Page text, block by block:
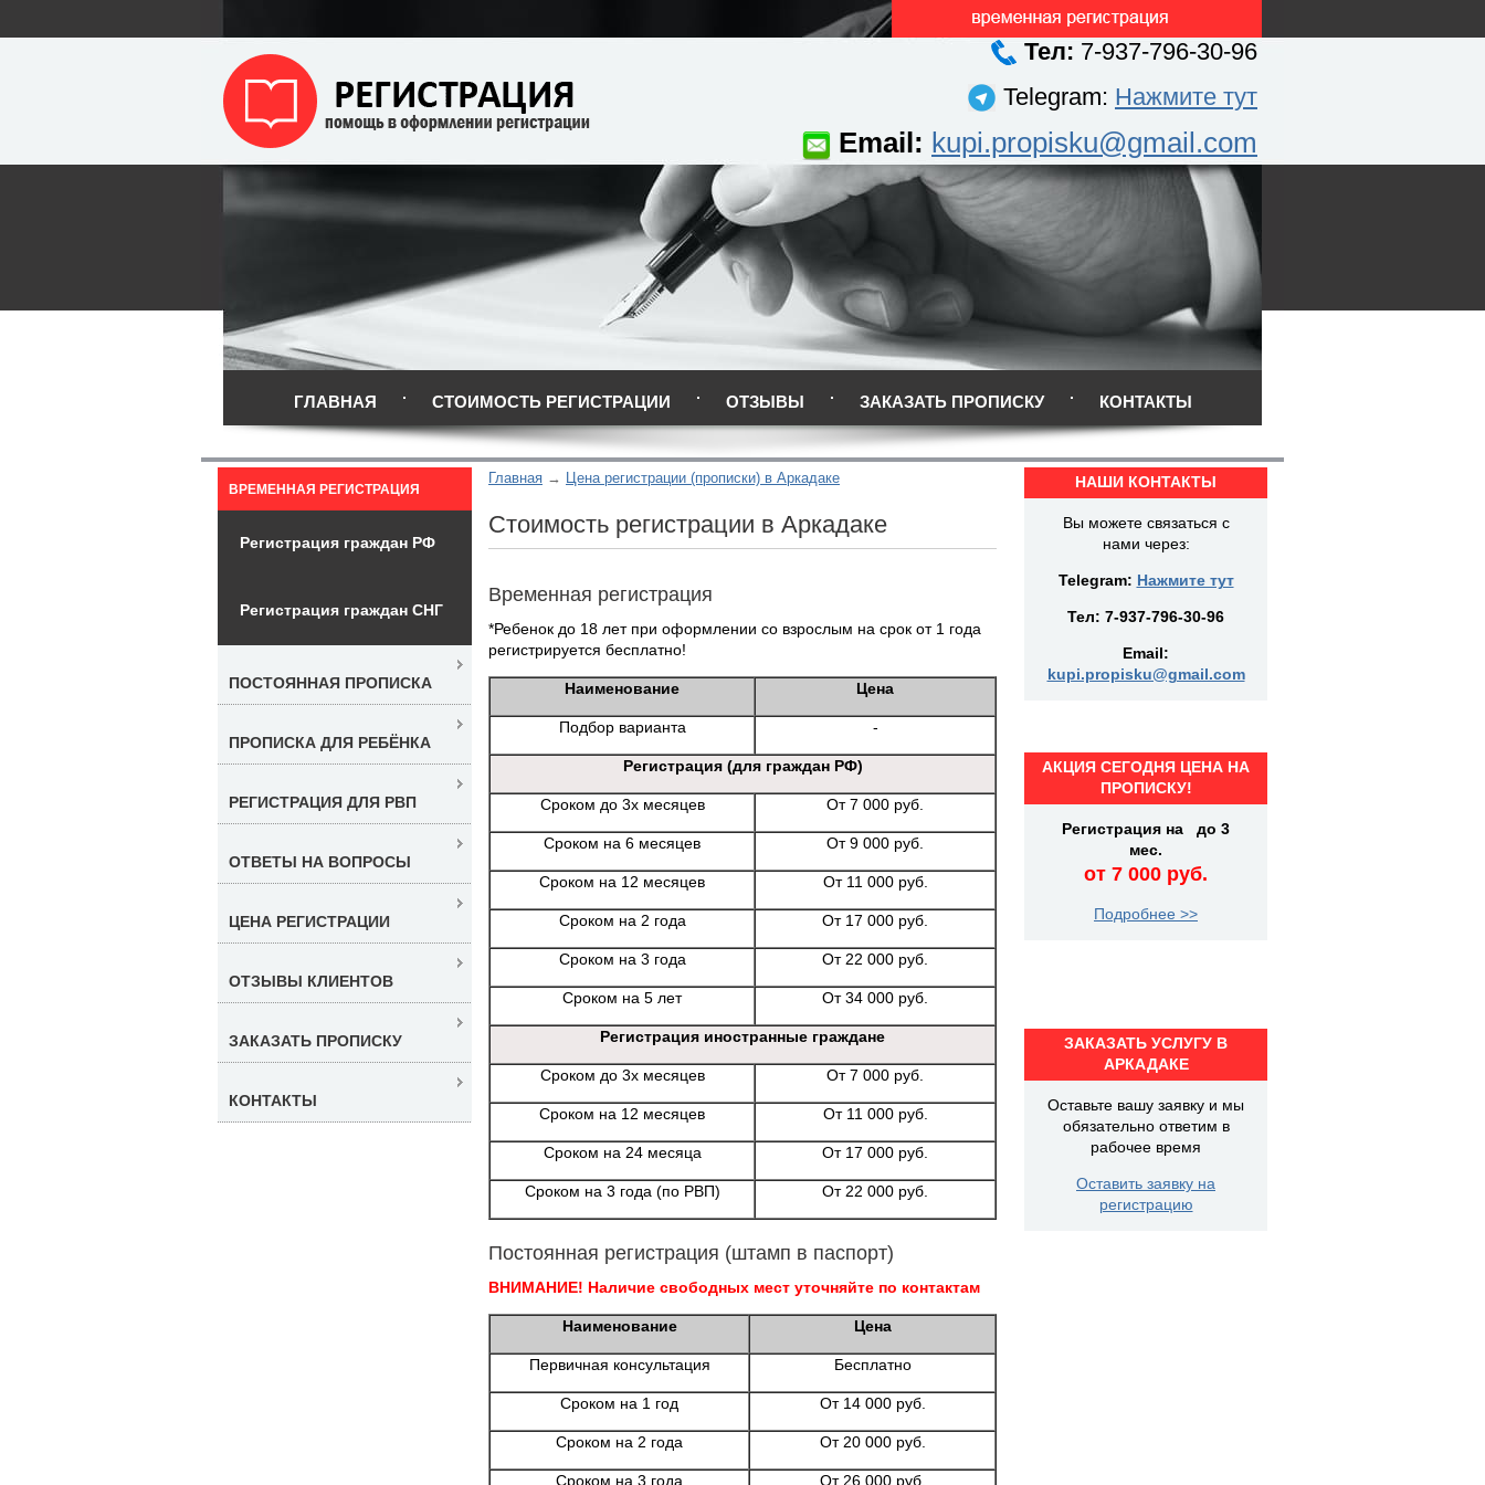
Тел: 7-937-796-30-96
Telegram: Нажмите тут
Email: kupi.propisku@gmail.com
ГЛАВНАЯ СТОИМОСТЬ РЕГИСТРАЦИИ ОТЗЫВЫ ЗАКАЗАТЬ ПРОПИСКУ КОНТАКТЫ
Главная Цена регистрации (прописки) в Аркадаке
Стоимость регистрации в Аркадаке
Временная регистрация
*Ребенок до 18 лет при оформлении со взрослым на срок от 1 года
регистрируется бесплатно!
Наименование Цена
Подбор варианта -
Регистрация (для граждан РФ)
Сроком до 3х месяцев От 7 000 руб.
Сроком на 6 месяцев От 9 000 руб.
Сроком на 12 месяцев От 11 000 руб.
Сроком на 2 года От 17 000 руб.
Сроком на 3 года От 22 000 руб.
Сроком на 5 лет От 34 000 руб.
Регистрация иностранные граждане
Сроком до 3х месяцев От 7 000 руб.
Сроком на 12 месяцев От 11 000 руб.
Сроком на 24 месяца От 17 000 руб.
Сроком на 3 года (по РВП) От 22 000 руб.
Постоянная регистрация (штамп в паспорт)
ВНИМАНИЕ! Наличие свободных мест уточняйте по контактам
Наименование Цена
Первичная консультация Бесплатно
Сроком на 1 год От 14 000 руб.
Сроком на 2 года От 20 000 руб.
Сроком на 3 года От 26 000 руб.
ВРЕМЕННАЯ РЕГИСТРАЦИЯ
Регистрация граждан РФ
Регистрация граждан СНГ
ПОСТОЯННАЯ ПРОПИСКА
ПРОПИСКА ДЛЯ РЕБЁНКА
РЕГИСТРАЦИЯ ДЛЯ РВП
ОТВЕТЫ НА ВОПРОСЫ
ЦЕНА РЕГИСТРАЦИИ
ОТЗЫВЫ КЛИЕНТОВ
ЗАКАЗАТЬ ПРОПИСКУ
КОНТАКТЫ
НАШИ КОНТАКТЫ
Вы можете связаться с
нами через:
Telegram: Нажмите тут
Тел: 7-937-796-30-96
Email:
kupi.propisku@gmail.com
АКЦИЯ СЕГОДНЯ ЦЕНА НА
ПРОПИСКУ!
Регистрация на до 3
мес.
от 7 000 руб.
Подробнее >>
ЗАКАЗАТЬ УСЛУГУ В
АРКАДАКЕ
Оставьте вашу заявку и мы
обязательно ответим в
рабочее время
Оставить заявку на
регистрацию